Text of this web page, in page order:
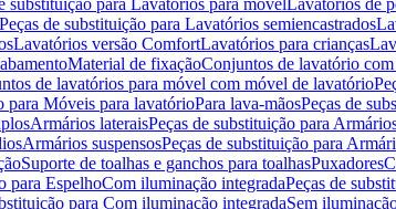
substituição para Lavatórios para móvelLavatórios de
Peças de substituição para Lavatórios semiencastrados
Lavatórios versão ComfortLavatórios para crianças
Material de fixaçãoConjuntos de lavatório
de lavatórios para móvel com móvel de lavatório
para Móveis para lavatórioPara lava-mãosPeças de
Armários lateraisPeças de substituição para
Armários suspensosPeças de substituição para
Suporte de toalhas e ganchos para toalhasPuxadores
para EspelhoCom iluminação integradaPeças de
para Com iluminação integradaSem